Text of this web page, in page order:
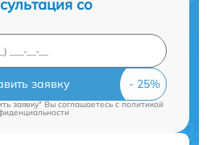
со
заявку
заявку" Вы соглашаетесь cполитикой